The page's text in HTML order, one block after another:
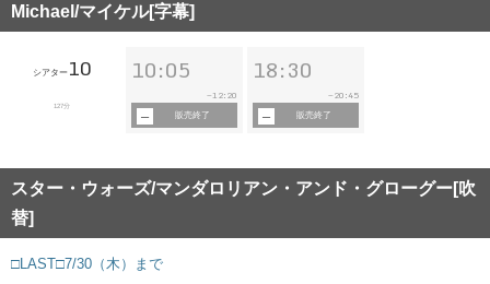
Michael/マイケル[字幕]
シアター10
127分
10:05
~12:20
販売終了
18:30
~ 20:45
販売終了
スター・ウォーズ/マンダロリアン・アンド・グローグー[吹
替]
□LAST□7/30（木）まで